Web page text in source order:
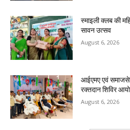
स्माइली क्लब की
सावन उत्सव
August 6, 2026
आईएमए एवं
रक्तदान शिविर
August 6, 2026